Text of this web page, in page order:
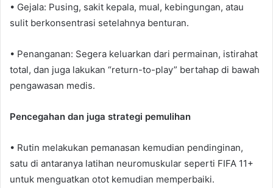
• Gejala: Pusing, sakit kepala, mual, kebingungan, atau
sulit berkonsentrasi setelahnya benturan.
• Penanganan: Segera keluarkan dari permainan, istirahat
total, dan juga lakukan “return-to-play” bertahap di bawah
pengawasan medis.
Pencegahan dan juga strategi pemulihan
• Rutin melakukan pemanasan kemudian pendinginan,
satu di antaranya latihan neuromuskular seperti FIFA 11+
untuk menguatkan otot kemudian memperbaiki.